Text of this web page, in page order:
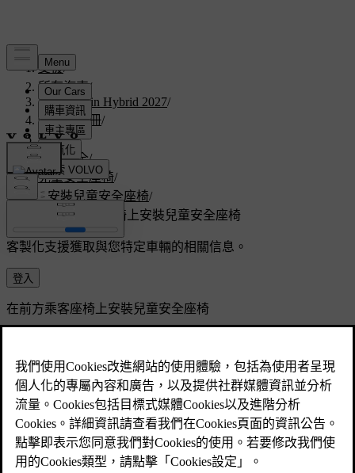
支援/
所有汽車/
V60 Plug-in Hybrid 2027/
使用者手冊/
安全/
兒童安全/
兒童安全座椅/
安裝兒童安全座椅/
在前方乘客座椅上安裝兒童安全座椅
客製化支援獲取與您特定車輛的相關信息。
登入
已更新 2025/04/16
在前方乘客座椅上安裝兒童安全座椅
上，有一些需要閱讀的重要資訊和需要遵循的建
議。
安裝兒童安全座椅到前方乘客座椅時，可以使用下方繫繩固定
點[1]。